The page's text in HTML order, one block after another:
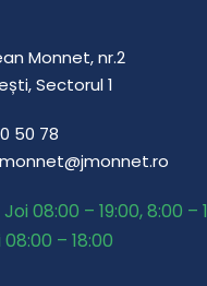
Monnet, nr.2
Sectorul 1
50 78
Joi 08:00 – 19:00, 8:00 –
– 18:00